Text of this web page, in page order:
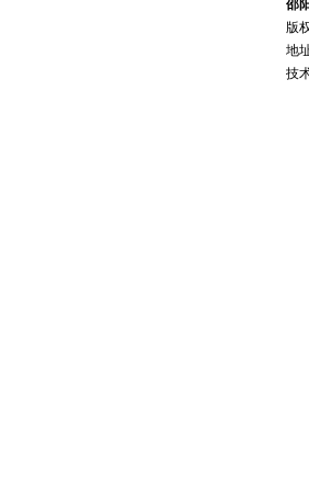
邵
版
地
技